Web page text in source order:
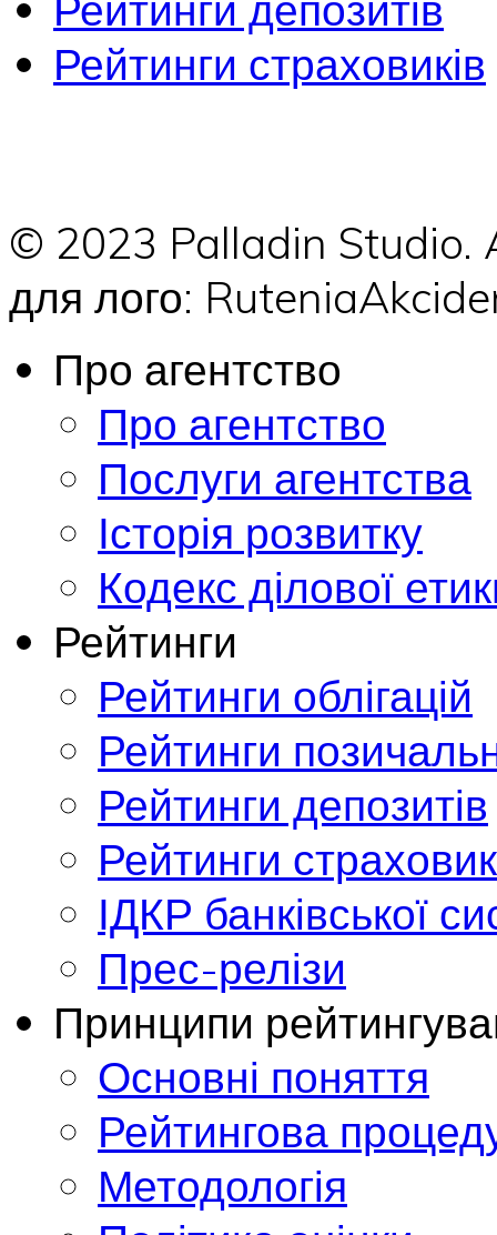
Рейтинги страховиків
© 2023 Palladin
для лого:
Про агентство
Про агентство
Послуги агентства
Історія розвитку
Кодекс ділової
Рейтинги
Рейтинги облігацій
Рейтинги
Рейтинги депозитів
Рейтинги
ІДКР банківської
Прес-релізи
Принципи
Основні поняття
Рейтингова
Методологія